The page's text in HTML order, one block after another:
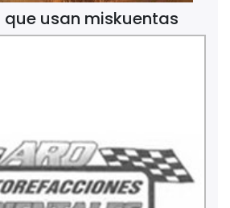
que usan miskuentas